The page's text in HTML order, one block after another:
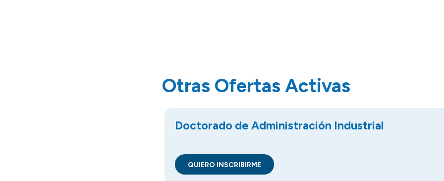
Otras Ofertas Activas
Doctorado de Administración Industrial
QUIERO INSCRIBIRME